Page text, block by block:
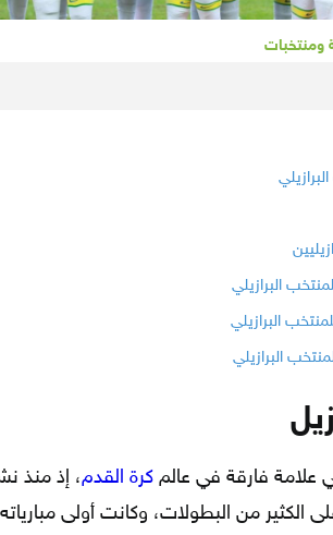
ومنتخبات
البرازيلي
البرازيلي
البرازيلي
علامة فارقة في عالم كرة القدم
من البطولات، وكانت أولى